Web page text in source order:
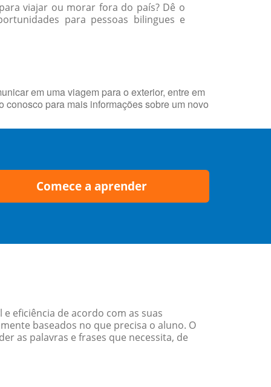
viajar ou morar fora do país? Dê o
para pessoas bilingues e
em uma viagem para o exterior, entre em
para mais informações sobre um novo
Comece a aprender
eficiência de acordo com as suas
baseados no que precisa o aluno. O
as palavras e frases que necessita, de